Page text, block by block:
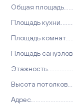
Общая площадь
Площадь кухни
Площадь комнат
Площадь санузлов
Этажность
Высота потолков
Адрес